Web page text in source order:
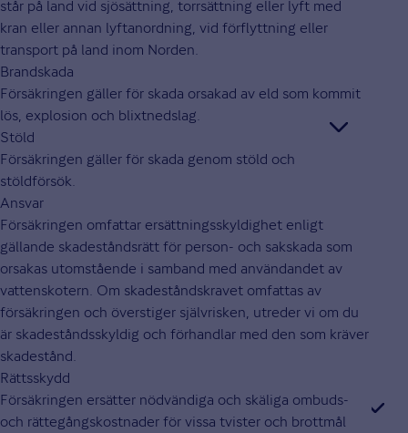
står på land vid sjösättning, torrsättning eller lyft med
kran eller annan lyftanordning, vid förflyttning eller
transport på land inom Norden.
Brandskada
Försäkringen gäller för skada orsakad av eld som kommit
lös, explosion och blixtnedslag.
Stöld
Försäkringen gäller för skada genom stöld och
stöldförsök.
Ansvar
Försäkringen omfattar ersättningsskyldighet enligt
gällande skadeståndsrätt för person- och sakskada som
orsakas utomstående i samband med användandet av
vattenskotern. Om skadeståndskravet omfattas av
försäkringen och överstiger självrisken, utreder vi om du
är skadeståndsskyldig och förhandlar med den som kräver
skadestånd.
Rättsskydd
Försäkringen ersätter nödvändiga och skäliga ombuds-
och rättegångskostnader för vissa tvister och brottmål